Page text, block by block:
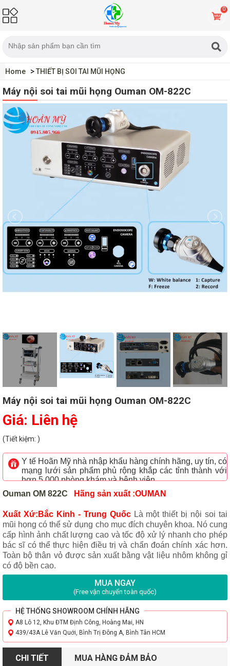
0
Home
THIẾT BỊ SOI TAI MŨI HỌNG
MÁY NỘI SOI TAI MŨI HỌNG
Máy nội soi tai mũi họng Ouman
Máy nội soi tai mũi họng Ouman OM-822C
Máy nội soi tai mũi họng Ouman OM-822C
Giá: Liên hệ
(Tiết kiệm: )
Y tế Hoãn Mỹ nhà nhập khẩu hàng chính hãng, uy tín, có
mạng lưới sản phẩm phủ rộng khắp các tỉnh thành với
hơn 5.000 phòng khám và bệnh viện
Ouman OM 822C Hãng sản xuất :OUMAN
Xuất Xứ:Bắc Kinh - Trung Quốc Là một thiết bị nội soi tai
mũi họng có thể sử dụng cho mục đích chuyên khoa. Nó cung
cấp hình ảnh chất lượng cao và tốc độ xử lý nhanh cho phép
bác sĩ có thể thực hiện điều trị và chẩn đoán chính xác hơn.
Toàn bộ thân vỏ được sản xuất bằng vật liệu nhôm không gỉ
có độ bền cao.
MUA NGAY
(Free vận chuyển toàn quốc)
HỆ THỐNG SHOWROOM CHÍNH HÃNG
A8 Lô 12, Khu ĐTM Định Công, Hoàng Mai, HN
439/43A Lê Văn Quới, Bình Trị Đông A, Bình Tân HCM
CHI TIẾT MUA HÀNG ĐẢM BẢO